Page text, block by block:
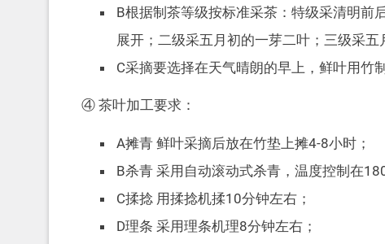
B根据制茶等级按标准采茶：特级采清明前
展开；二级采五月初的一芽二叶；三级采五
C采摘要选择在天气晴朗的早上，鲜叶用竹
④ 茶叶加工要求：
A摊青 鲜叶采摘后放在竹垫上摊4-8小时；
B杀青 采用自动滚动式杀青，温度控制在
C揉捻 用揉捻机揉10分钟左右；
D理条 采用理条机理8分钟左右；